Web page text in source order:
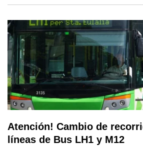
Atención! Cambio de
líneas de Bus LH1 y M12